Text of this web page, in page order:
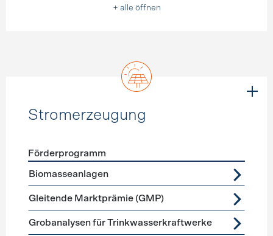
+ alle öffnen
Stromerzeugung
Förderprogramme
Förderprogramm
Biomasseanlagen
Gleitende Marktprämie (GMP)
Grobanalysen für Trinkwasserkraftwerke